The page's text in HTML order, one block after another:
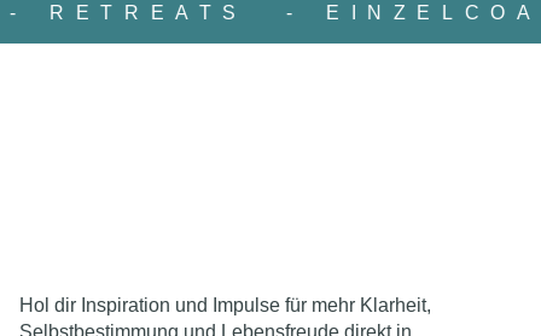
-
- RETREATS
Hol dir Inspiration und Impulse für mehr Klarheit,
Selbstbestimmung und Lebensfreude direkt in